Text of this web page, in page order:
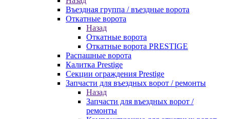
Въездная группа / въездные ворота
Откатные ворота
Назад
Откатные ворота
Откатные ворота PRESTIGE
Распашные ворота
Калитка Prestige
Секции ограждения Prestige
Запчасти для въездных ворот / ремонты
Назад
Запчасти для въездных ворот /
ремонты